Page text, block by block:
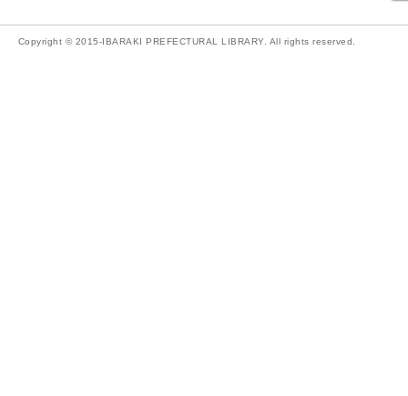
Copyright © 2015-IBARAKI PREFECTURAL LIBRARY. All rights reserved.